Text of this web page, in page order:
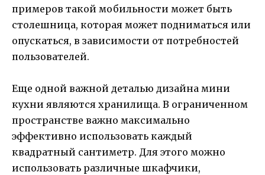
примеров такой мобильности может быть
столешница, которая может подниматься или
опускаться, в зависимости от потребностей
пользователей.
Еще одной важной деталью дизайна мини
кухни являются хранилища. В ограниченном
пространстве важно максимально
эффективно использовать каждый
квадратный сантиметр. Для этого можно
использовать различные шкафчики,